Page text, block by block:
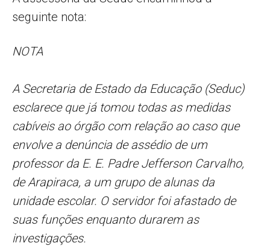
seguinte nota:
NOTA
A Secretaria de Estado da Educação (Seduc)
esclarece que já tomou todas as medidas
cabíveis ao órgão com relação ao caso que
envolve a denúncia de assédio de um
professor da E. E. Padre Jefferson Carvalho,
de Arapiraca, a um grupo de alunas da
unidade escolar. O servidor foi afastado de
suas funções enquanto durarem as
investigações.